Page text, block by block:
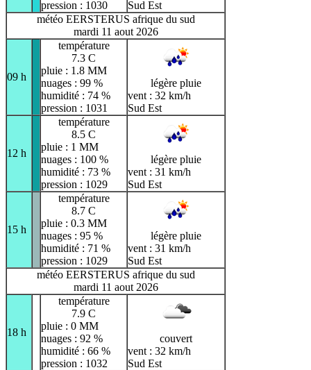
pression : 1030
Sud Est
météo EERSTERUS afrique du sud
mardi 11 aout 2026
09 h
température
7.3 C
pluie : 1.8 MM
nuages : 99 %
humidité : 74 %
pression : 1031
légère pluie
vent : 32 km/h
Sud Est
12 h
température
8.5 C
pluie : 1 MM
nuages : 100 %
humidité : 73 %
pression : 1029
légère pluie
vent : 31 km/h
Sud Est
15 h
température
8.7 C
pluie : 0.3 MM
nuages : 95 %
humidité : 71 %
pression : 1029
légère pluie
vent : 31 km/h
Sud Est
météo EERSTERUS afrique du sud
mardi 11 aout 2026
18 h
température
7.9 C
pluie : 0 MM
nuages : 92 %
humidité : 66 %
pression : 1032
couvert
vent : 32 km/h
Sud Est